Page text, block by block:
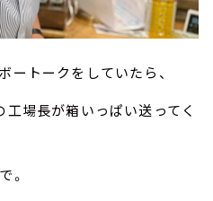
ートークをしていたら、
工場長が箱いっぱい送ってく
。